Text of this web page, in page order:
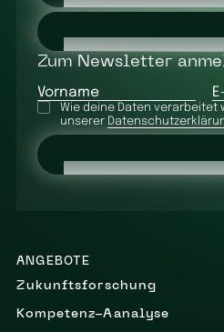
ANGEBOTE
Zukunftsforschung
Kompetenz-Aanalyse
Zum Newsletter
Vorname
Wie deine Daten verarbeitet
unserer